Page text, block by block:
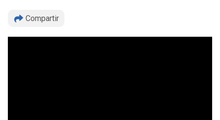
Compartir